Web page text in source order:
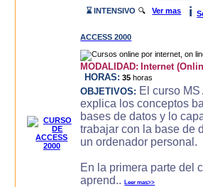
⌛ INTENSIVO 🔍Ver mas i
ACCESS 2000
MODALIDAD: Internet
HORAS: 35 horas
OBJETIVOS: El curso
explica los conceptos
bases de datos y lo
trabajar con la base de
un ordenador personal.
En la primera parte del
aprend..Leer mas>>